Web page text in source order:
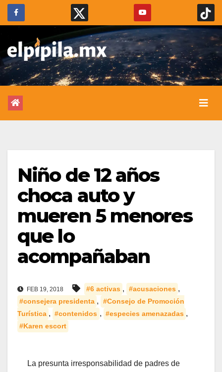
Niño de 12 años
choca auto y
mueren 5 menores
que lo
acompañaban
FEB 19, 2018 #6 activas , #acusaciones ,
#consejera presidenta ,
#Consejo de Promoción
Turística , #contenidos , #especies amenazadas ,
#Karen escort
La presunta irresponsabilidad de padres de